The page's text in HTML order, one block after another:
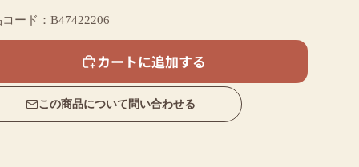
ード：B47422206
カートに追加する
この商品について問い合わせる